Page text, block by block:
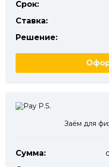
Срок:
Ставка:
Решение:
Заём для
Сумма: